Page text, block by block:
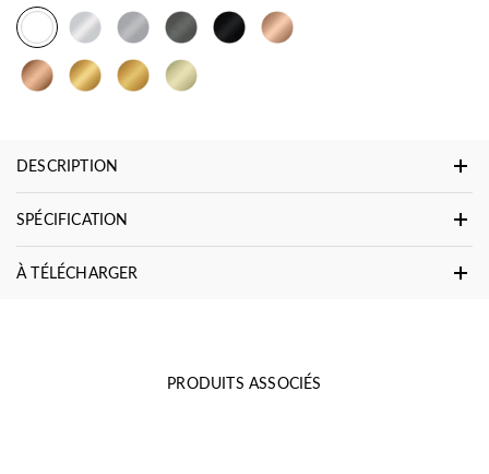
DESCRIPTION
SPÉCIFICATION
À TÉLÉCHARGER
PRODUITS ASSOCIÉS